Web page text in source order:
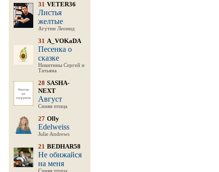
31 VETER36
Листья
желтые
Агутин Леонид
31 A_VOKaDA
Песенка о
сказке
Никитины Сергей и
Татьяна
28 SASHA-
NEXT
Август
Синяя птица
27 Olly
Edelweiss
Julie Andrews
21 BEDHAR58
Не обижайся
на меня
Синяя птица